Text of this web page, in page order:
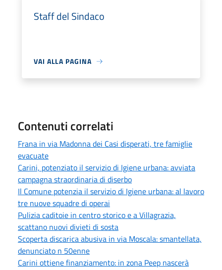
Staff del Sindaco
VAI ALLA PAGINA
Contenuti correlati
Frana in via Madonna dei Casi disperati, tre famiglie
evacuate
Carini, potenziato il servizio di Igiene urbana: avviata
campagna straordinaria di diserbo
Il Comune potenzia il servizio di Igiene urbana: al lavoro
tre nuove squadre di operai
Pulizia caditoie in centro storico e a Villagrazia,
scattano nuovi divieti di sosta
Scoperta discarica abusiva in via Moscala: smantellata,
denunciato n 50enne
Carini ottiene finanziamento: in zona Peep nascerà